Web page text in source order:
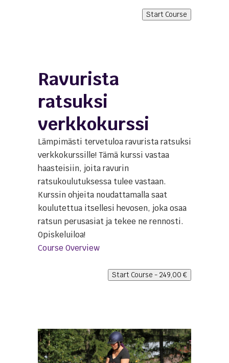
Start Course
Ravurista
ratsuksi
verkkokurssi
Lämpimästi tervetuloa ravurista ratsuksi
verkkokurssille! Tämä kurssi vastaa
haasteisiin, joita ravurin
ratsukoulutuksessa tulee vastaan.
Kurssin ohjeita noudattamalla saat
koulutettua itsellesi hevosen, joka osaa
ratsun perusasiat ja tekee ne rennosti.
Opiskeluiloa!
Course Overview
Start Course - 249,00€